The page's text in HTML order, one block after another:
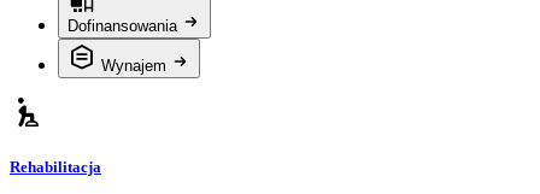
Dofinansowania
Wynajem
Rehabilitacja